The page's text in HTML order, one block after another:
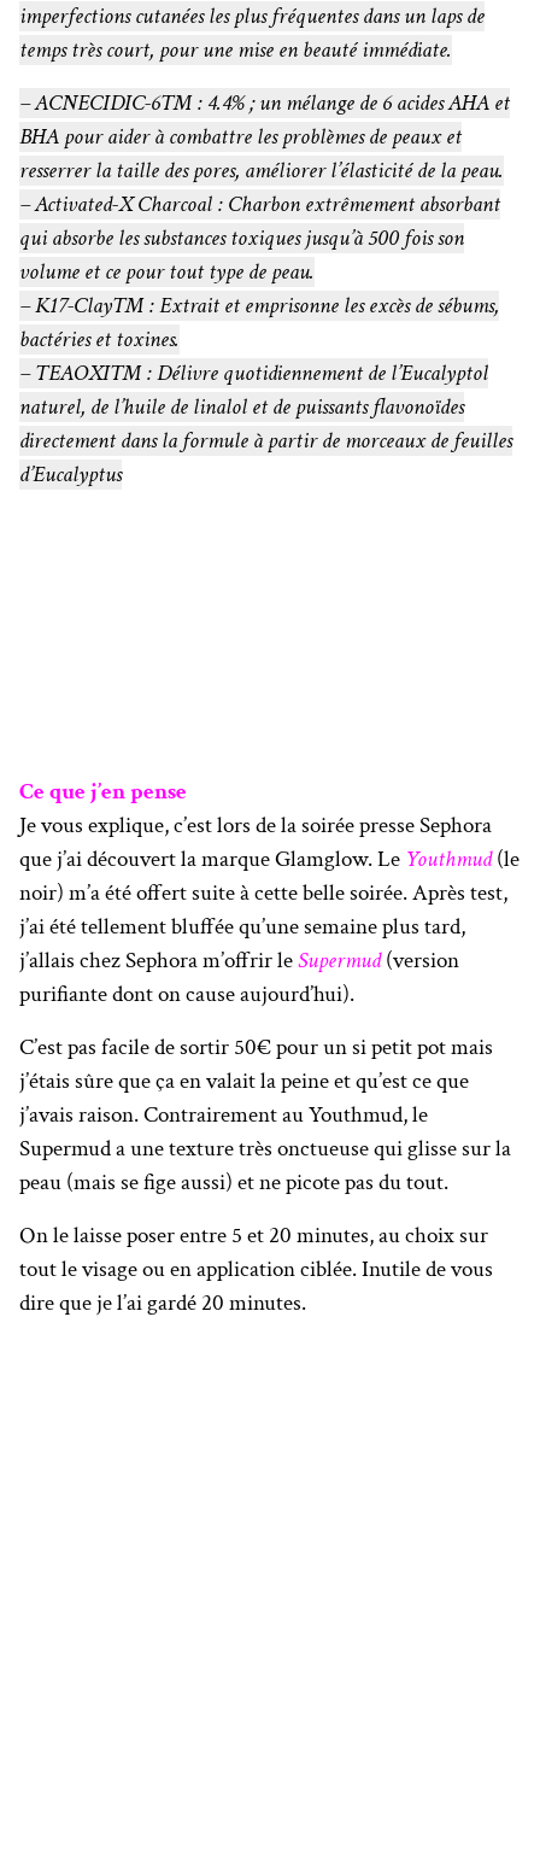
imperfections cutanées les plus fréquentes dans un laps de
temps très court, pour une mise en beauté immédiate.
– ACNECIDIC-6™ : 4.4% ; un mélange de 6 acides AHA et
BHA pour aider à combattre les problèmes de peaux et
resserrer la taille des pores, améliorer l’élasticité de la peau.
– Activated-X Charcoal : Charbon extrêmement absorbant
qui absorbe les substances toxiques jusqu’à 500 fois son
volume et ce pour tout type de peau.
– K17-Clay™ : Extrait et emprisonne les excès de sébums,
bactéries et toxines.
– TEAOXI™ : Délivre quotidiennement de l’Eucalyptol
naturel, de l’huile de linalol et de puissants flavonoïdes
directement dans la formule à partir de morceaux de feuilles
d’Eucalyptus
Ce que j’en pense
Je vous explique, c’est lors de la soirée presse Sephora
que j’ai découvert la marque Glamglow. Le Youthmud(le
noir) m’a été offert suite à cette belle soirée. Après test,
j’ai été tellement bluffée qu’une semaine plus tard,
j’allais chez Sephora m’offrir leSupermud(version
purifiante dont on cause aujourd’hui).
C’est pas facile de sortir 50€ pour un si petit pot mais
j’étais sûre que ça en valait la peine et qu’est ce que
j’avais raison. Contrairement au Youthmud, le
Supermud a une texture très onctueuse qui glisse sur la
peau (mais se fige aussi) et ne picote pas du tout.
On le laisse poser entre 5 et 20 minutes, au choix sur
tout le visage ou en application ciblée. Inutile de vous
dire que je l’ai gardé 20 minutes.